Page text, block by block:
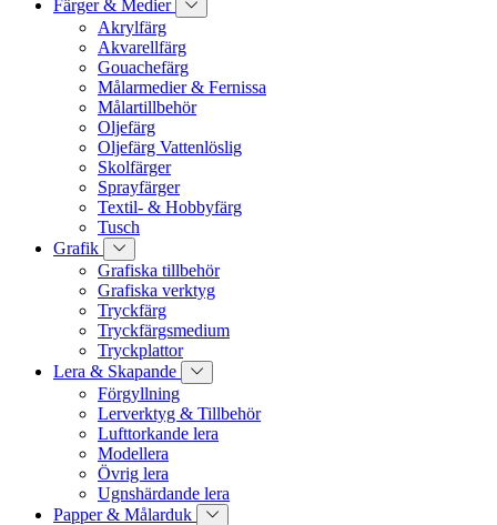
Färger & Medier
Akrylfärg
Akvarellfärg
Gouachefärg
Målarmedier & Fernissa
Målartillbehör
Oljefärg
Oljefärg Vattenlöslig
Skolfärger
Sprayfärger
Textil- & Hobbyfärg
Tusch
Grafik
Grafiska tillbehör
Grafiska verktyg
Tryckfärg
Tryckfärgsmedium
Tryckplattor
Lera & Skapande
Förgyllning
Lerverktyg & Tillbehör
Lufttorkande lera
Modellera
Övrig lera
Ugnshärdande lera
Papper & Målarduk